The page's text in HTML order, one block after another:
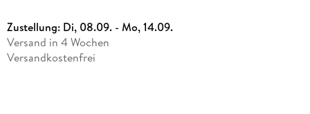
Zustellung: Di, 08.09. - Mo, 14.09.
Versand in 4 Wochen
Versandkostenfrei